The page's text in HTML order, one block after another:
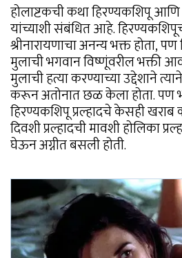
होलाष्टकची कथा हिरण्यकशिपू आणि
यांच्याशी संबंधित आहे.
श्रीनारायणाचा अनन्य भक्त होता,
मुलाची भगवान विष्णूंवरील भक्ती
मुलाची हत्या करण्याच्या उद्देशाने
करून अतोनात छळ केला होता. पण
हिरण्यकशिपू प्रल्हादचे केसही
दिवशी प्रल्हादची मावशी होलिका
घेऊन अग्नीत बसली होती.